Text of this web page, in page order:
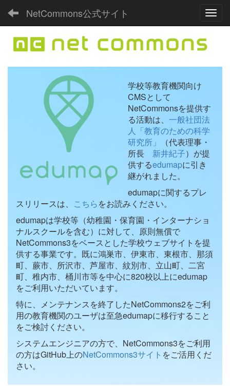
NetCommons公式サイト
学校等教育機関向け
CMSとして
NetCommonsを提供す
る活動は、 一般社団法
人「教育のための科学
研究所」
（代表理事・
所長 新井紀子）が提
供するedumapに引き
継がれました。
edumapに関するプレ
スリリースは、 こちらをお読みください。
edumapは学校等（幼稚園・保育園・インターナショ
ナルスクールを含む）に対して、原則無償で
NetCommons3をベースとした学校ウェブサイトを提
供する事業です。既に鴻巣市、伊東市、東根市、那須
町、蕨市、所沢市、芦屋市、紋別市、立山町、二宮
町、稚内市、桶川市等を中心に820校以上にedumap
をご利用いただいています。
特に、メンテナンスを終了したNetCommons2をご利
用の教育機関のユーザは至急edumapに移行すること
をご検討ください。
システムエンジニアの方で、NetCommons3をご利用
の方はGitHub上のNetCommons3サイト をご活用くだ
さい。